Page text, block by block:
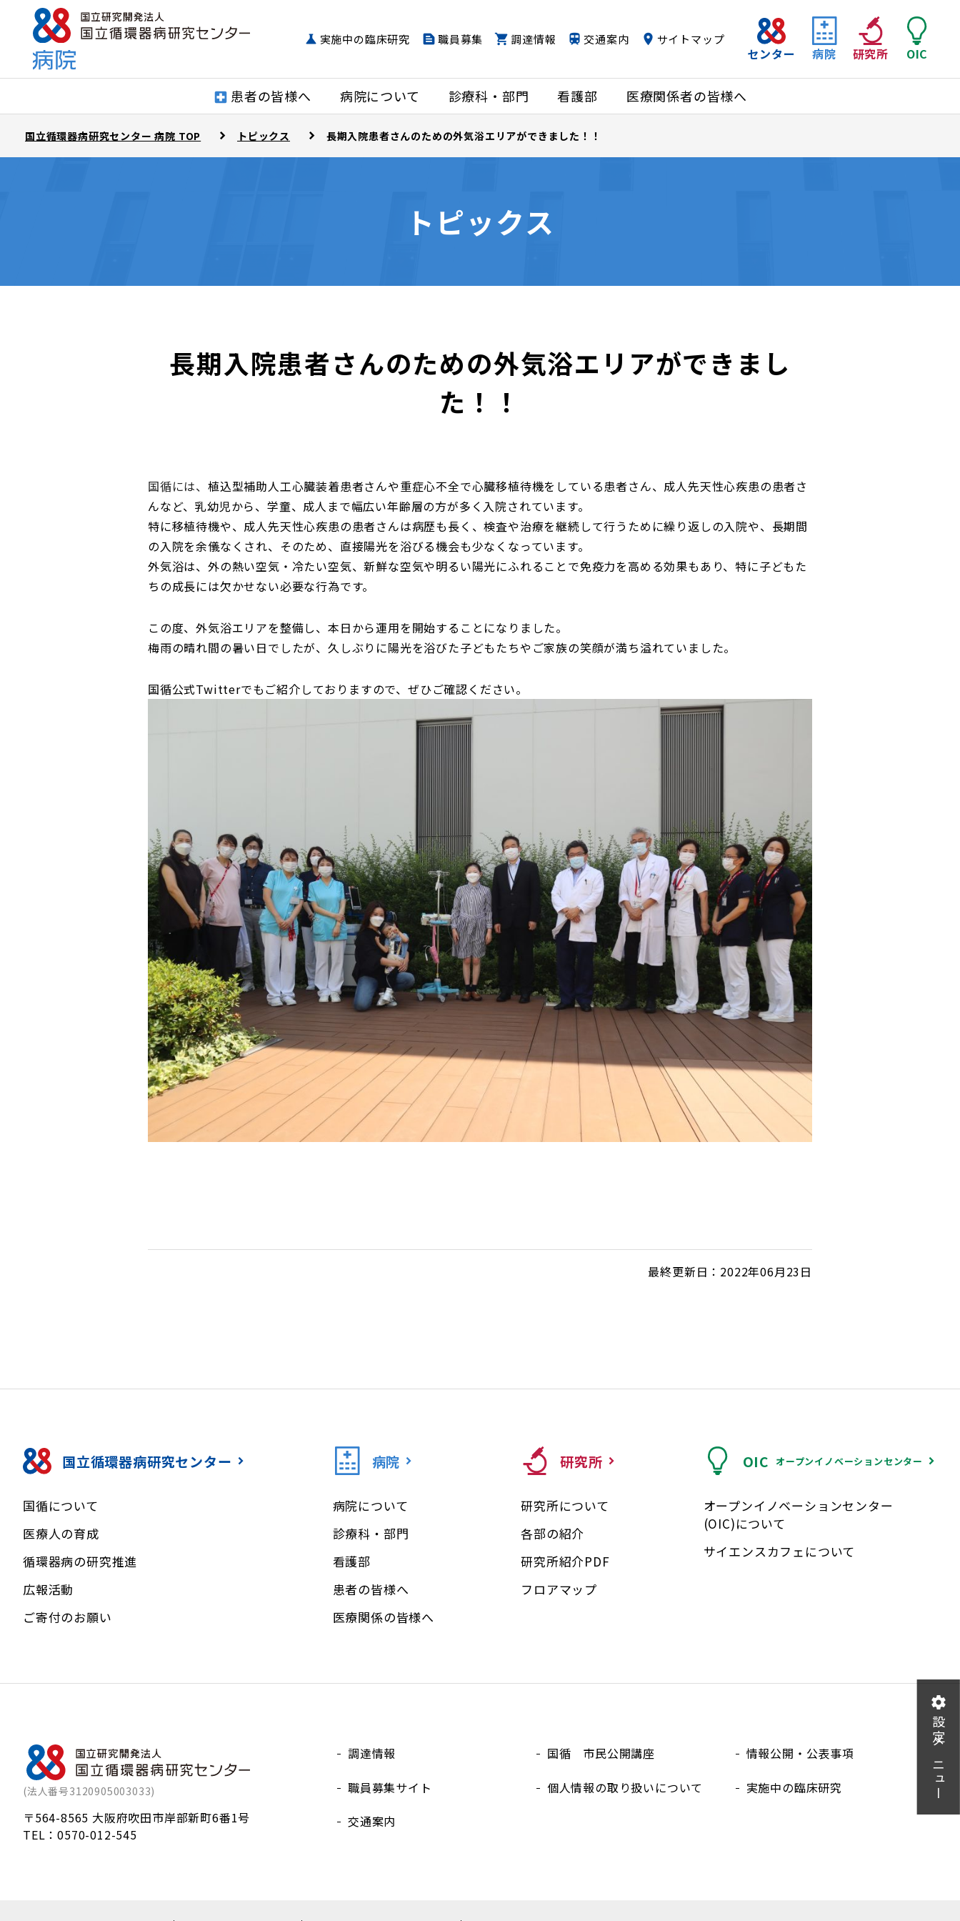
患者の皆様へ 病院について 診療科・部門 看護部 医療関係者の皆様へ
センター 病院 研究所 OIC
実施中の臨床研究 職員募集 調達情報 交通案内 サイトマップ
国立循環器病研究センター 病院 TOP トピックス 長期入院患者さんのための外気浴エリアができました！！
トピックス
長期入院患者さんのための外気浴エリアができまし
た！！
国循には、 植込型補助人工心臓装着患者さんや重症心不全で心臓移植待機をしている患者さん、成人先天性心疾患の患者さ
んなど、乳幼児から、学童、成人まで幅広い年齢層の方が多く入院されています。
特に移植待機や、成人先天性心疾患の患者さんは病歴も長く、検査や治療を継続して行うために繰り返しの入院や、長期間
の入院を余儀なくされ、そのため、直接陽光を浴びる機会も少なくなっています。
外気浴は、外の熱い空気・冷たい空気、新鮮な空気や明るい陽光にふれることで免疫力を高める効果もあり、特に子どもた
ちの成長には欠かせない必要な行為です。
この度、外気浴エリアを整備し、本日から運用を開始することになりました。
梅雨の晴れ間の暑い日でしたが、久しぶりに陽光を浴びた子どもたちやご家族の笑顔が満ち溢れていました。
国循公式Twitterでもご紹介しておりますので、ぜひご確認ください。
最終更新日：2022年06月23日
国立循環器病研究センター
国循について
医療人の育成
循環器病の研究推進
広報活動
ご寄付のお願い
病院
病院について
診療科・部門
看護部
患者の皆様へ
医療関係の皆様へ
研究所
研究所について
各部の紹介
研究所紹介PDF
フロアマップ
OIC オープンイノベーションセンター
オープンイノベーションセンター
(OIC)について
サイエンスカフェについて
(法人番号3120905003033)
〒564-8565 大阪府吹田市岸部新町6番1号
TEL：0570-012-545
調達情報 国循 市民公開講座
情報公開・公表事項
職員募集サイト
個人情報の取り扱いについて
実施中の臨床研究
交通案内
設定メニュー